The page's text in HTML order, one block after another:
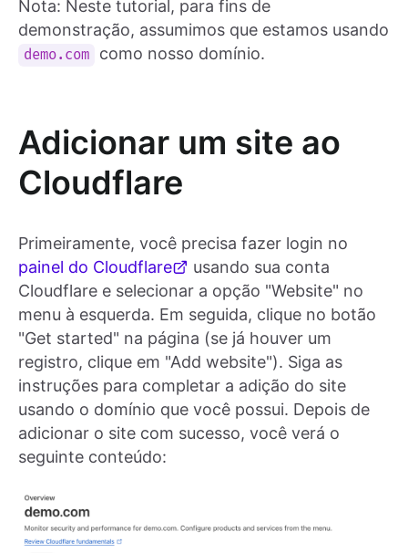
Nota: Neste tutorial, para fins de
demonstração, assumimos que estamos usando
demo.com como nosso domínio.
Adicionar um site ao
Cloudflare
Primeiramente, você precisa fazer login no
painel do Cloudflare
usando sua conta
Cloudflare e selecionar a opção "Website" no
menu à esquerda. Em seguida, clique no botão
"Get started" na página (se já houver um
registro, clique em "Add website"). Siga as
instruções para completar a adição do site
usando o domínio que você possui. Depois de
adicionar o site com sucesso, você verá o
seguinte conteúdo: